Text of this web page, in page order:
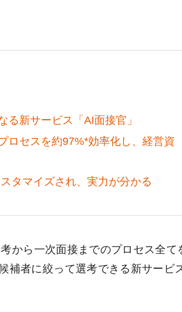
新サービス「AI面接官」
ロセスを約97%*効率化し、経営資
タマイズされ、実力が分かる
から一次面接までのプロセス全て
補者に絞って選考できる新サービ